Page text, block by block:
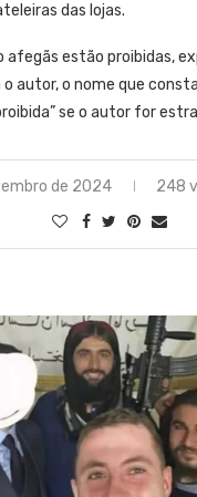
das lojas.
afegãs estão proibidas,
o autor, o nome que
se o autor for
de 2024 248